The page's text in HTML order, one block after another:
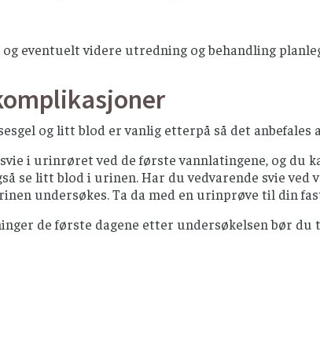
eventuelt videre utredning og behandling
og litt blod er vanlig etterpå så det
i urinrøret ved de første vannlatingene, og du
se litt blod i urinen. Har du vedvarende svie
undersøkes. Ta da med en urinprøve til din
de første dagene etter undersøkelsen bør